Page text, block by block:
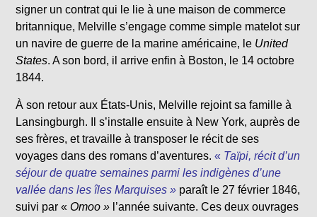
signer un contrat qui le lie à une maison de commerce
britannique, Melville s’engage comme simple matelot sur
un navire de guerre de la marine américaine, le United
States. A son bord, il arrive enfin à Boston, le 14 octobre
1844.
À son retour aux États-Unis, Melville rejoint sa famille à
Lansingburgh. Il s’installe ensuite à New York, auprès de
ses frères, et travaille à transposer le récit de ses
voyages dans des romans d’aventures. « Taïpi, récit d’un
séjour de quatre semaines parmi les indigènes d’une
vallée dans les îles Marquises » paraît le 27 février 1846,
suivi par « Omoo » l’année suivante. Ces deux ouvrages